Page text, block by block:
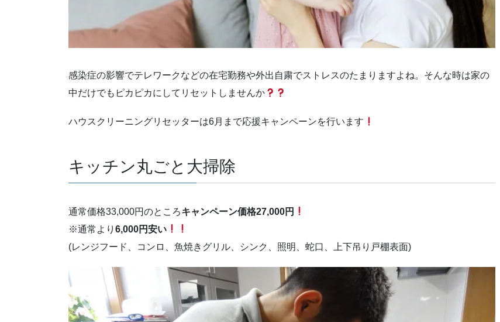
感染症の影響でテレワークなどの在宅勤務や外出自粛でストレスのたまりますよね。そんな時は家の
中だけでもピカピカにしてリセットしませんか
ハウスクリーニングリセッターは6月まで応援キャンペーンを行います
キッチン丸ごと大掃除
通常価格33,000円のところキャンペーン価格27,000円
※通常より 6,000円安い
(レンジフード、コンロ、魚焼きグリル、シンク、照明、蛇口、上下吊り戸棚表面)